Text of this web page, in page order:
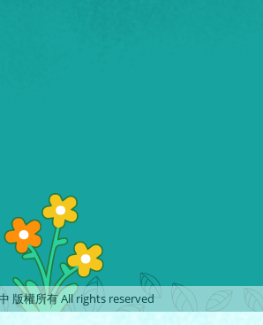
版權所有 All rights reserved